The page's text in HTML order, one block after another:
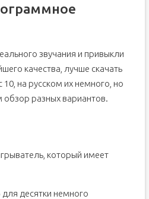
звучания и привыкли
качества, лучше скачать
на русском их немного, но
разных вариантов.
который имеет
десятки немного